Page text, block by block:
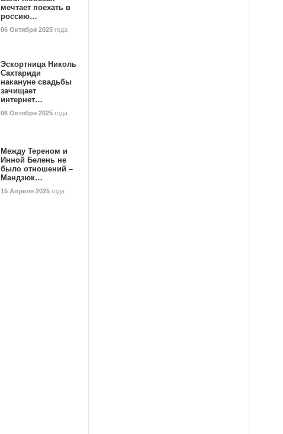
мечтает поехать в
россию…
06 Октября 2025 года
Эскортница Николь
Сахтариди
накануне свадьбы
зачищает
интернет…
06 Октября 2025 года
Между Тереном и
Инной Белень не
было отношений –
Мандзюк…
15 Апреля 2025 года